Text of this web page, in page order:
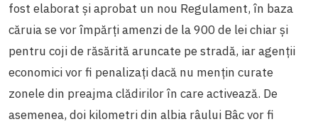
fost elaborat și aprobat un nou Regulament, în baza
căruia se vor împărți amenzi de la 900 de lei chiar și
pentru coji de răsărită aruncate pe stradă, iar agenții
economici vor fi penalizați dacă nu mențin curate
zonele din preajma clădirilor în care activează. De
asemenea, doi kilometri din albia râului Bâc vor fi